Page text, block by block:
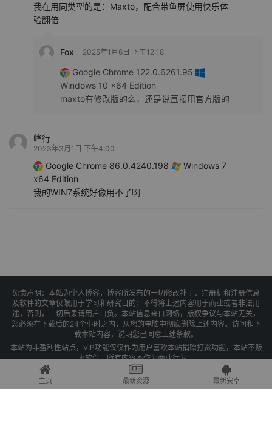
我在用同类型的是：Maxto，配合带鱼屏使用快乐体
验翻倍
Fox 2025年1月6日 下午12:18
Google Chrome 122.0.6261.95
Windows 10 x64 Edition
maxto有修改版的么，还是说直接用官方版的
峰行
2023年3月1日 下午4:00
Google Chrome 86.0.4240.198
Windows 7
x64 Edition
我的WIN7系统好像用不了啊
免责声明：本站为个人博客，博客所发布的一切修改补丁、注册机和注册信息
及软件的文章仅限用于学习和研究目的；不得将上述内容用于商业或者非法用
途，否则，一切后果请用户自负。本站信息来自网络，版权争议与本站无关，
您必须在下载后的24个小时之内，从您的电脑中彻底删除上述内容。访问和下
载本站内容，说明您已同意上述条款。
本站为非盈利性站点，VIP功能仅仅作为用户喜欢本站捐赠打赏功能，本站不贩
卖软件，所有内容不作为商业行为。
Copyright © 2025 果核剥壳 - 琼ICP备2021004479号-1
主页 最新资源 最新安卓